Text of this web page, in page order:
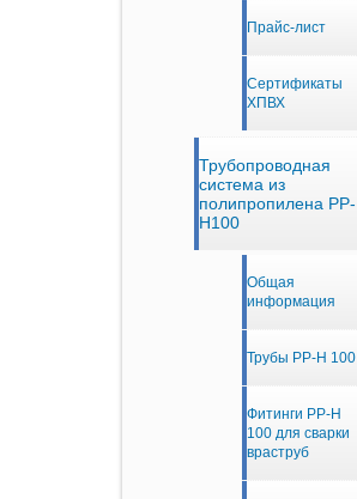
Прайс-лист
Сертификаты
ХПВХ
Трубопроводная
система из
полипропилена PP-
H100
Общая
информация
Трубы PP-H 100
Фитинги PP-H
100 для сварки
враструб